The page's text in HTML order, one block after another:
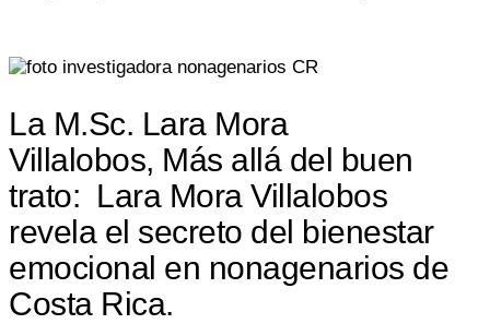
La M.Sc. Lara Mora
Villalobos, Más allá del buen
trato: Lara Mora Villalobos
revela el secreto del bienestar
emocional en nonagenarios de
Costa Rica.